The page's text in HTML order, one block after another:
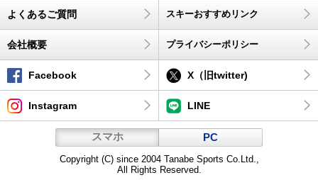
よくあるご質問 スキーおすすめリンク
会社概要 プライバシーポリシー
Facebook X（旧twitter)
Instagram LINE
スマホ PC
Copyright (C) since 2004 Tanabe Sports Co.Ltd.,
All Rights Reserved.